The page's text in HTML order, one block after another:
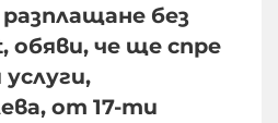
без
обяви, че ще спре
от 17-ти